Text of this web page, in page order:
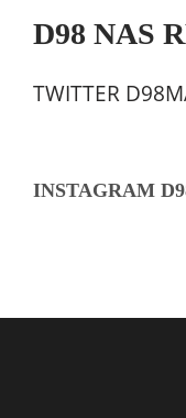
D98 NAS
TWITTER
INSTAGRAM